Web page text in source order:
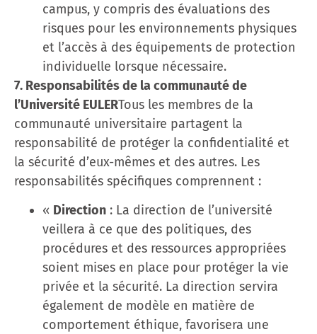
campus, y compris des évaluations des
risques pour les environnements physiques
et l’accès à des équipements de protection
individuelle lorsque nécessaire.
7. Responsabilités de la communauté de
l’Université EULERTous les membres de la
communauté universitaire partagent la
responsabilité de protéger la confidentialité et
la sécurité d’eux-mêmes et des autres. Les
responsabilités spécifiques comprennent :
« Direction : La direction de l’université
veillera à ce que des politiques, des
procédures et des ressources appropriées
soient mises en place pour protéger la vie
privée et la sécurité. La direction servira
également de modèle en matière de
comportement éthique, favorisera une